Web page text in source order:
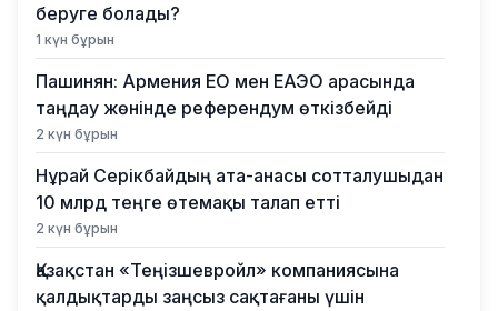
беруге болады?
1 күн бұрын
Пашинян: Армения ЕО мен ЕАЭО арасында
таңдау жөнінде референдум өткізбейді
2 күн бұрын
Нұрай Серікбайдың ата-анасы сотталушыдан
10 млрд теңге өтемақы талап етті
2 күн бұрын
Қазақстан «Теңізшевройл» компаниясына
қалдықтарды заңсыз сақтағаны үшін